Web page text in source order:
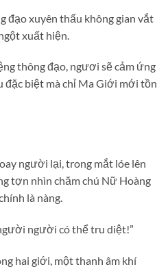
đạo xuyên thấu không gian vắt
xuất hiện.
thông đạo, ngươi sẽ cảm ứng
biệt mà chỉ Ma Giới mới tồn
người lại, trong mắt lóe lên
tợn nhìn chăm chú Nữ Hoàng
là nàng.
người có thể tru diệt!”
hai giới, một thanh âm khí